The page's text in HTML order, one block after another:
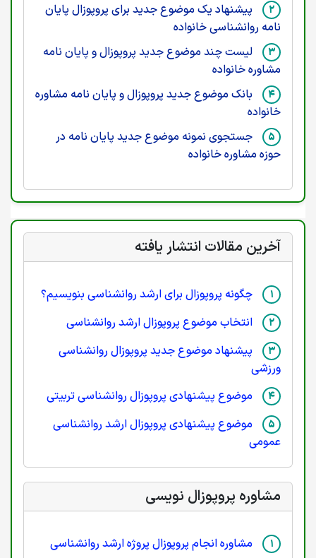
پیشنهاد یک موضوع جدید برای پروپوزال پایان
نامه روانشناسی خانواده
لیست چند موضوع جدید پروپوزال و پایان نامه
مشاوره خانواده
بانک موضوع جدید پروپوزال و پایان نامه مشاوره
خانواده
جستجوی نمونه موضوع جدید پایان نامه در
حوزه مشاوره خانواده
آخرین مقالات انتشار یافته
چگونه پروپوزال برای ارشد روانشناسی بنویسیم؟
انتخاب موضوع پروپوزال ارشد روانشناسی
پیشنهاد موضوع جدید پروپوزال روانشناسی
ورزشی
موضوع پیشنهادی پروپوزال روانشناسی تربیتی
موضوع پیشنهادی پروپوزال ارشد روانشناسی
عمومی
مشاوره پروپوزال نویسی
مشاوره انجام پروپوزال پروژه ارشد روانشناسی